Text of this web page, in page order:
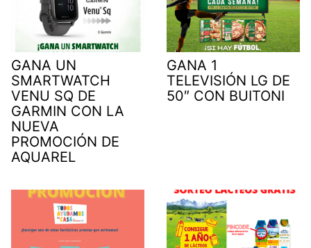
GANA UN
SMARTWATCH
VENU SQ DE
GARMIN CON LA
NUEVA
PROMOCIÓN DE
AQUAREL
GANA 1
TELEVISIÓN LG DE
50″ CON BUITONI